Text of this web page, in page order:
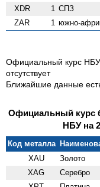
XDR 1 СПЗ
ZAR 1 южно-
Официальный курс
отсутствует
Ближайшие данные
Официальный курс
НБУ на
Код металла
XAU
Золото
XAG Серебро